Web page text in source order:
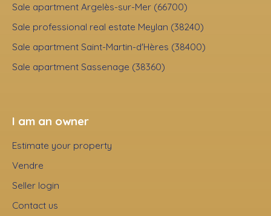
Sale apartment Argelès-sur-Mer (66700)
Sale professional real estate Meylan (38240)
Sale apartment Saint-Martin-d'Hères (38400)
Sale apartment Sassenage (38360)
I am an owner
Estimate your property
Vendre
Seller login
Contact us